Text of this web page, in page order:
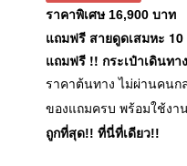
ราคาพิเศษ 16,900 บาท
แถมฟรี สายดูดเสมหะ 10
แถมฟรี !! กระเป๋าเดินท
ราคาต้นทาง ไม่ผ่านคนก
ของแถมครบ พร้อมใช้งา
ถูกที่สุด!! ที่นี่ที่เดียว!!